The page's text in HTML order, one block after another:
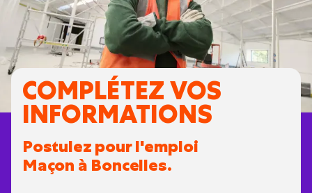
COMPLÉTEZ VOS
INFORMATIONS
Postulez pour l'emploi
Maçon à Boncelles.